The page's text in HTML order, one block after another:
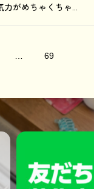
お風呂場の換気ダクトクリーニングで、換気力がめちゃくちゃ改善されました✨
69